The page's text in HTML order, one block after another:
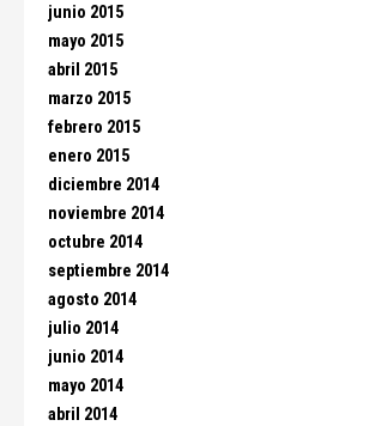
junio 2015
mayo 2015
abril 2015
marzo 2015
febrero 2015
enero 2015
diciembre 2014
noviembre 2014
octubre 2014
septiembre 2014
agosto 2014
julio 2014
junio 2014
mayo 2014
abril 2014